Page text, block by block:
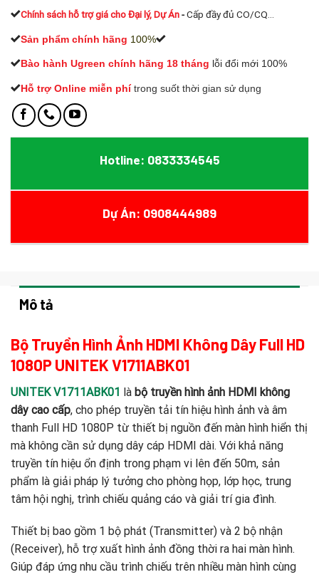
Chính sách hỗ trợ giá cho Đại lý, Dự Án-Cấp đầy đủ CO/CQ...
Sản phẩm chính hãng 100%
Bào hành Ugreen chính hãng 18 tháng lỗi đổi mới 100%
Hỗ trợ Online miễn phí trong suốt thời gian sử dụng
Hotline: 0833334545
Dự Án: 0908444989
Mô tả
Bộ Truyền Hình Ảnh HDMI Không Dây Full HD
1080P UNITEK V1711ABK01
UNITEK V1711ABK01 là bộ truyền hình ảnh HDMI không
dây cao cấp, cho phép truyền tải tín hiệu hình ảnh và âm
thanh Full HD 1080P từ thiết bị nguồn đến màn hình hiển thị
mà không cần sử dụng dây cáp HDMI dài. Với khả năng
truyền tín hiệu ổn định trong phạm vi lên đến 50m, sản
phẩm là giải pháp lý tưởng cho phòng họp, lớp học, trung
tâm hội nghị, trình chiếu quảng cáo và giải trí gia đình.
Thiết bị bao gồm 1 bộ phát (Transmitter) và 2 bộ nhận
(Receiver), hỗ trợ xuất hình ảnh đồng thời ra hai màn hình.
Giúp đáp ứng nhu cầu trình chiếu trên nhiều màn hình cùng